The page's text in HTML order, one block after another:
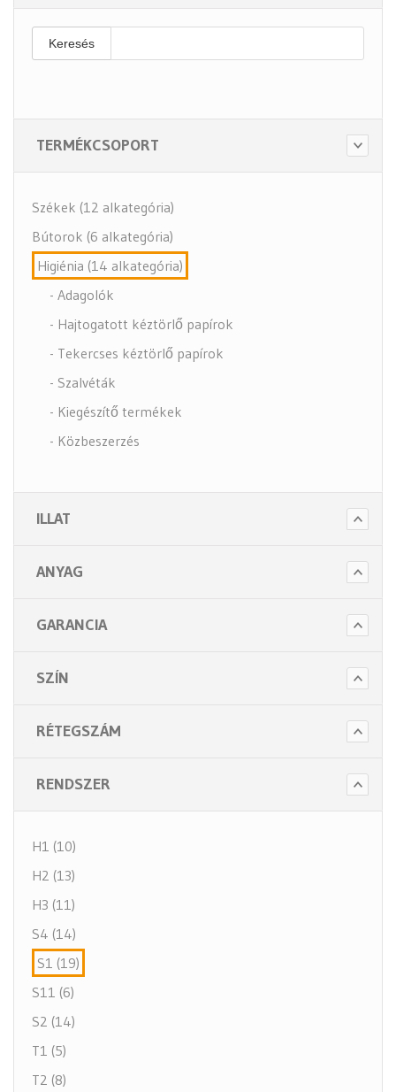
Keresés
TERMÉKCSOPORT
Székek (12 alkategória)
Bútorok (6 alkategória)
Higiénia (14 alkategória)
- Adagolók
- Hajtogatott kéztörlő papírok
- Tekercses kéztörlő papírok
- Szalvéták
- Kiegészítő termékek
- Közbeszerzés
- Törlő és tisztító papírok
- Intim betét gyűjtők
- Toalett papírok
ILLAT
ANYAG
GARANCIA
SZÍN
RÉTEGSZÁM
RENDSZER
H1 (10)
H2 (13)
H3 (11)
S4 (14)
S1 (19)
S11 (6)
S2 (14)
T1 (5)
T2 (8)